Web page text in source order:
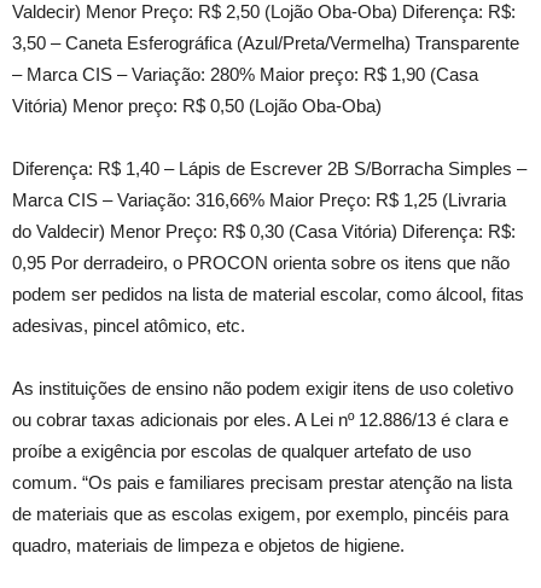
Valdecir) Menor Preço: R$ 2,50 (Lojão Oba-Oba) Diferença: R$:
3,50 – Caneta Esferográfica (Azul/Preta/Vermelha) Transparente
– Marca CIS – Variação: 280% Maior preço: R$ 1,90 (Casa
Vitória) Menor preço: R$ 0,50 (Lojão Oba-Oba)
Diferença: R$ 1,40 – Lápis de Escrever 2B S/Borracha Simples –
Marca CIS – Variação: 316,66% Maior Preço: R$ 1,25 (Livraria
do Valdecir) Menor Preço: R$ 0,30 (Casa Vitória) Diferença: R$:
0,95 Por derradeiro, o PROCON orienta sobre os itens que não
podem ser pedidos na lista de material escolar, como álcool, fitas
adesivas, pincel atômico, etc.
As instituições de ensino não podem exigir itens de uso coletivo
ou cobrar taxas adicionais por eles. A Lei nº 12.886/13 é clara e
proíbe a exigência por escolas de qualquer artefato de uso
comum. “Os pais e familiares precisam prestar atenção na lista
de materiais que as escolas exigem, por exemplo, pincéis para
quadro, materiais de limpeza e objetos de higiene.